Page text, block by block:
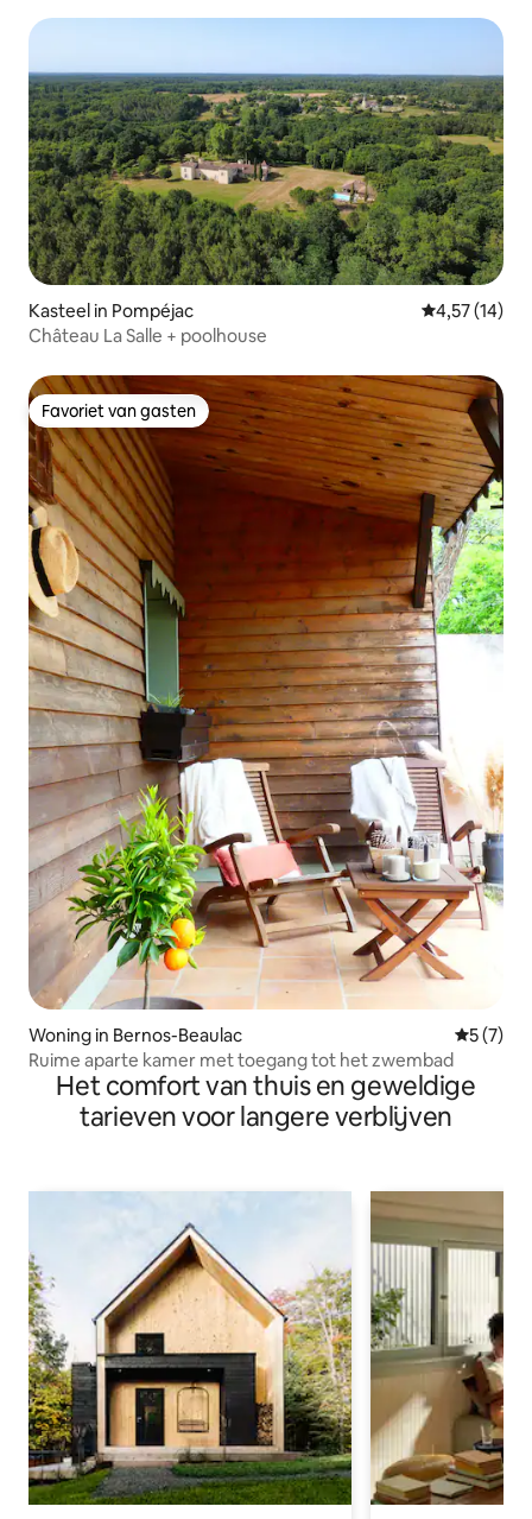
Kasteel in Pompéjac Gemiddelde
4,57 (14)
Château La Salle + poolhouse
Favoriet van gasten
Favoriet van gasten
Woning in Bernos-Beaulac
5 (7)
Ruime aparte kamer met toegang tot het zwembad
Het comfort van thuis en geweldige
tarieven voor langere verblijven